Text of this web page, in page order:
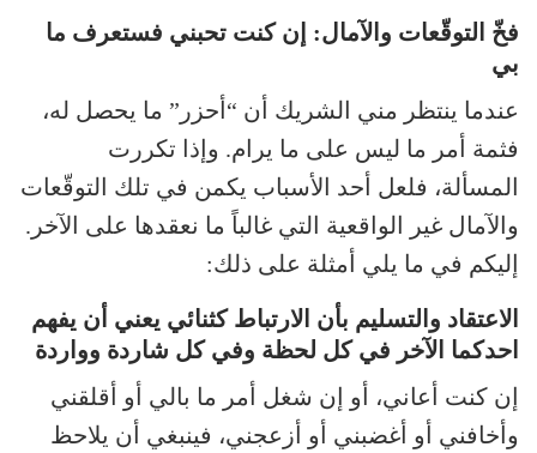
فخّ التوقّعات والآمال: إن كنت تحبني فستعرف ما
بي
عندما ينتظر مني الشريك أن “أحزر” ما يحصل له،
فثمة أمر ما ليس على ما يرام. وإذا تكررت
المسألة، فلعل أحد الأسباب يكمن في تلك التوقّعات
والآمال غير الواقعية التي غالباً ما نعقدها على الآخر.
إليكم في ما يلي أمثلة على ذلك:
الاعتقاد والتسليم بأن الارتباط كثنائي يعني أن يفهم
احدكما الآخر في كل لحظة وفي كل شاردة وواردة
إن كنت أعاني، أو إن شغل أمر ما بالي أو أقلقني
وأخافني أو أغضبني أو أزعجني، فينبغي أن يلاحظ